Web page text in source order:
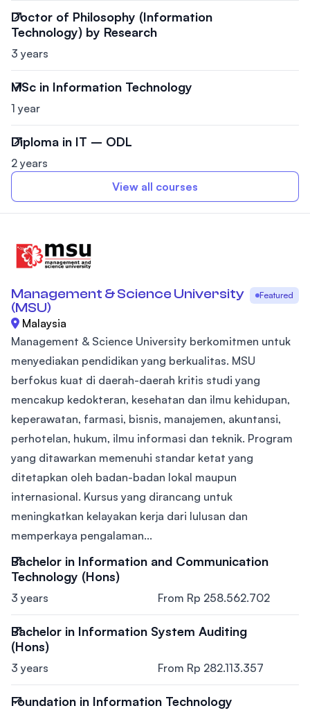
Doctor of Philosophy (Information
Technology) by Research
3 years
MSc in Information Technology
1 year
Diploma in IT – ODL
2 years
View all courses
Management & Science University
(MSU)
Featured
Malaysia
Management & Science University berkomitmen untuk
menyediakan pendidikan yang berkualitas. MSU
berfokus kuat di daerah-daerah kritis studi yang
mencakup kedokteran, kesehatan dan ilmu kehidupan,
keperawatan, farmasi, bisnis, manajemen, akuntansi,
perhotelan, hukum, ilmu informasi dan teknik. Program
yang ditawarkan memenuhi standar ketat yang
ditetapkan oleh badan-badan lokal maupun
internasional. Kursus yang dirancang untuk
meningkatkan kelayakan kerja dari lulusan dan
memperkaya pengalaman...
Bachelor in Information and Communication
Technology (Hons)
3 years From Rp 258.562.702
Bachelor in Information System Auditing
(Hons)
3 years From Rp 282.113.357
Foundation in Information Technology